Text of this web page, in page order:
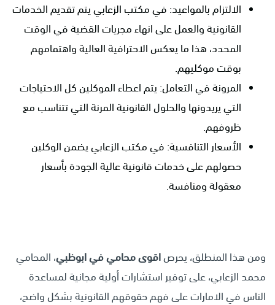
الالتزام بالمواعيد: في مكتب الزعابي يتم تقديم الخدمات
القانونية والعمل على انهاء مجريات القضية في الوقت
المحدد، هذا ما يعكس الاحترافية العالية واهتمامهم
بوقت موكليهم.
المرونة في التعامل: يتم اعطاء الموكلين كل الاحتياجات
التي يريدونها والحلول القانونية المرنة التي تتناسب مع
ظروفهم.
الأسعار التنافسية: في مكتب الزعابي يضمن الوكلين
حصولهم على خدمات قانونية عالية الجودة بأسعار
معقولة ومنافسة.
ومن هذا المنطلق، يحرصاقوى محامي في ابوظبي، المحامي
محمد الزعابي، على توفير استشارات أولية مجانية لمساعدة
الناس في الامارات على فهم حقوقهم القانونية بشكل واضح،